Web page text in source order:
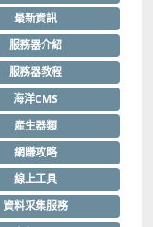
最新資訊
服務器介紹
服務器教程
海洋CMS
產生器類
網賺攻略
線上工具
資料采集服務